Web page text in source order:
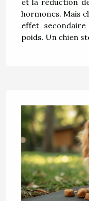
hormones. Mais
effet
poids. Un chien